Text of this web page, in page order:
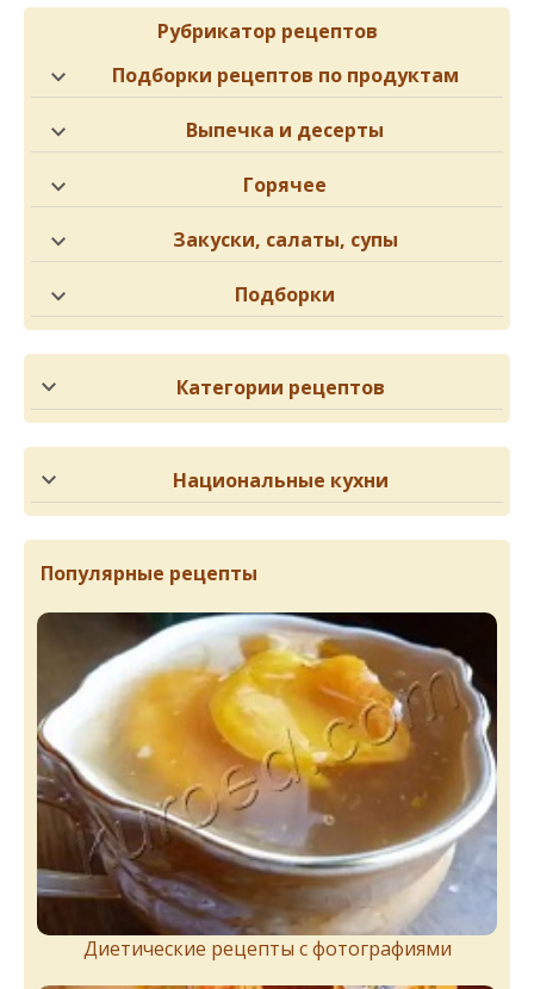
Рубрикатор рецептов
Подборки рецептов по продуктам
Выпечка и десерты
Горячее
Закуски, салаты, супы
Подборки
Категории рецептов
Национальные кухни
Популярные рецепты
Диетические рецепты с фотографиями